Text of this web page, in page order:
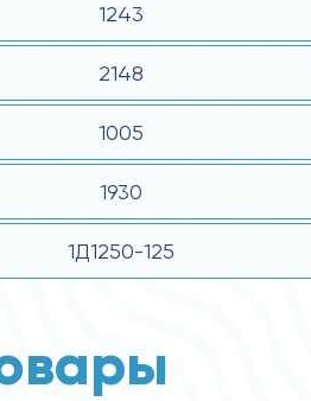
1243
2148
1005
1930
1Д1250-125